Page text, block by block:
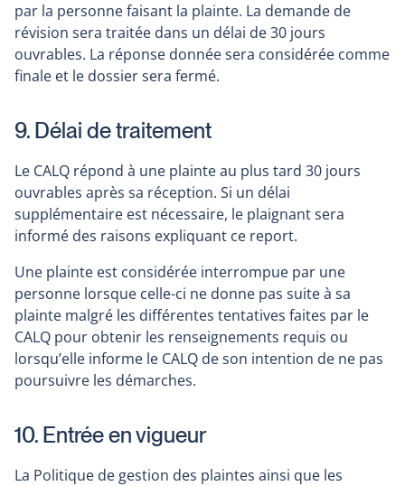
par la personne faisant la plainte. La demande de
révision sera traitée dans un délai de 30 jours
ouvrables. La réponse donnée sera considérée comme
finale et le dossier sera fermé.
9. Délai de traitement
Le CALQ répond à une plainte au plus tard 30 jours
ouvrables après sa réception. Si un délai
supplémentaire est nécessaire, le plaignant sera
informé des raisons expliquant ce report.
Une plainte est considérée interrompue par une
personne lorsque celle-ci ne donne pas suite à sa
plainte malgré les différentes tentatives faites par le
CALQ pour obtenir les renseignements requis ou
lorsqu’elle informe le CALQ de son intention de ne pas
poursuivre les démarches.
10. Entrée en vigueur
La Politique de gestion des plaintes ainsi que les